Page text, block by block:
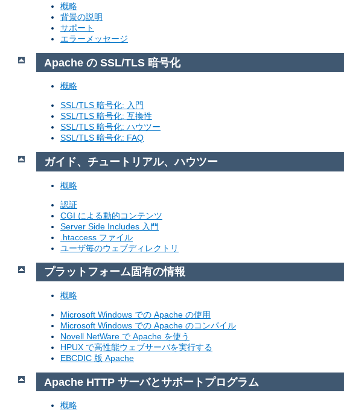
概略
背景の説明
サポート
エラーメッセージ
Apache の SSL/TLS 暗号化
概略
SSL/TLS 暗号化: 入門
SSL/TLS 暗号化: 互換性
SSL/TLS 暗号化: ハウツー
SSL/TLS 暗号化: FAQ
ガイド、チュートリアル、ハウツー
概略
認証
CGI による動的コンテンツ
Server Side Includes 入門
.htaccess ファイル
ユーザ毎のウェブディレクトリ
プラットフォーム固有の情報
概略
Microsoft Windows での Apache の使用
Microsoft Windows での Apache のコンパイル
Novell NetWare で Apache を使う
HPUX で高性能ウェブサーバを実行する
EBCDIC 版 Apache
Apache HTTP サーバとサポートプログラム
概略